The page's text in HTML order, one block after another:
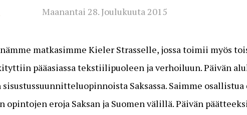
Maanantai 28. Joulukuuta 2015
matkasimme Kieler Strasselle, jossa toimii myös
pääasiassa tekstiilipuoleen ja verhoiluun. Päivän
Saksassa. Saimme
opintojen eroja Saksan ja Suomen välillä. Päivän